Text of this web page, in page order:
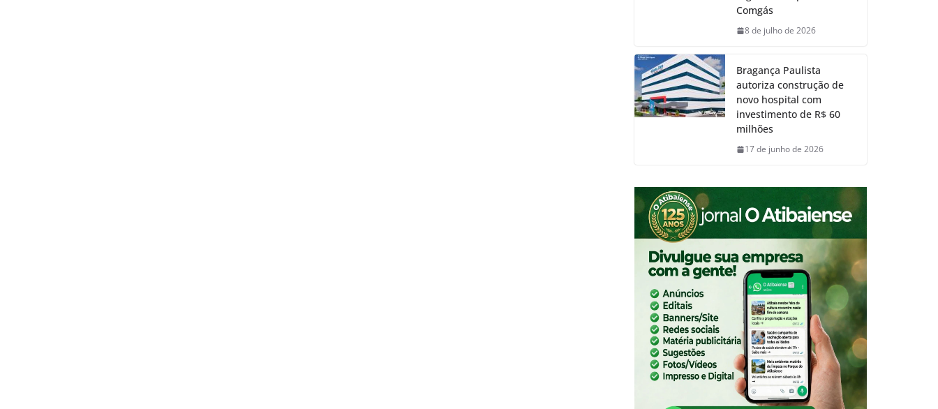
Comgás
8 de julho de 2026
Bragança Paulista
autoriza construção de
novo hospital com
investimento de R$ 60
milhões
17 de junho de 2026